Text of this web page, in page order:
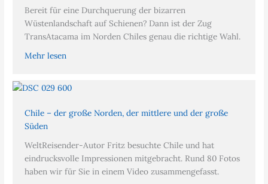
Bereit für eine Durchquerung der bizarren
Wüstenlandschaft auf Schienen? Dann ist der Zug
TransAtacama im Norden Chiles genau die richtige Wahl.
Mehr lesen
Chile – der große Norden, der mittlere und der große
Süden
WeltReisender-Autor Fritz besuchte Chile und hat
eindrucksvolle Impressionen mitgebracht. Rund 80 Fotos
haben wir für Sie in einem Video zusammengefasst.